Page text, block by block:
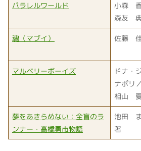
パラレルワールド
小森
森友
魂（マブイ） 佐藤
マルベリーボーイズ
ドナ・
ナポリ
相山
夢をあきらめない：全盲のラ
ンナー・高橋勇市物語
池田
著